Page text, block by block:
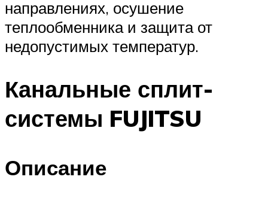
направлениях, осушение
теплообменника и защита от
недопустимых температур.
Канальные сплит-
системы FUJITSU
Описание